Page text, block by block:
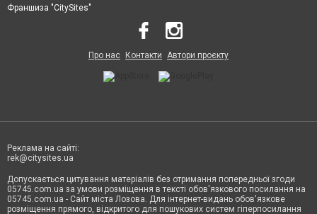
Франшиза "CitySites"
Про нас Контакти Автори проєкту
Реклама на сайті:
rek@citysites.ua
Допускається цитування матеріалів без отримання попередньої згоди
05745.com.ua за умови розміщення в тексті обов'язкового посилання на
05745.com.ua - Сайт міста Лозова. Для інтернет-видань обов'язкове
розміщення прямого, відкритого для пошукових систем гіперпосилання